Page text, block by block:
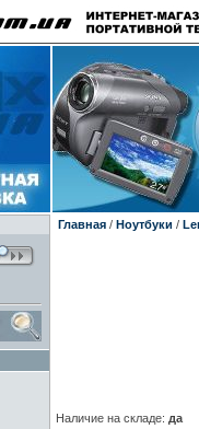
Главная/ Ноутбуки /
Наличие на складе: да